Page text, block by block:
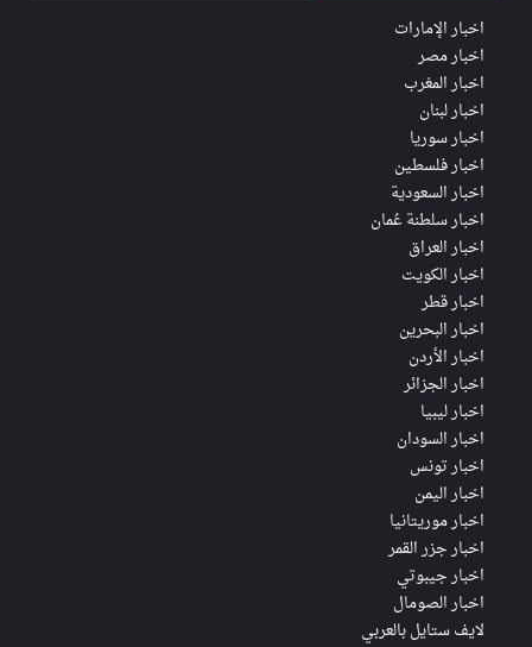
اخبار الإمارات
اخبار مصر
اخبار المغرب
اخبار لبنان
اخبار سوريا
اخبار فلسطين
اخبار السعودية
اخبار سلطنة عُمان
اخبار العراق
اخبار الكويت
اخبار قطر
اخبار البحرين
اخبار الأردن
اخبار الجزائر
اخبار ليبيا
اخبار السودان
اخبار تونس
اخبار اليمن
اخبار موريتانيا
اخبار جزر القمر
اخبار جيبوتي
اخبار الصومال
لايف ستايل بالعربي